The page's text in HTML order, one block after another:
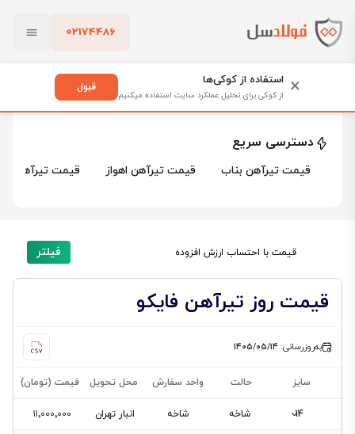
02174486
پاک کردن
فولادسل قیمت تیرآهن فایکو
قیمت تیرآهن فایکو
دسترسی سریع
قیمت تیرآهن بناب قیمت تیرآهن اهواز قیمت تیرآهن
قیمت با احتساب ارزش افزوده فیلتر
قیمت روز تیرآهن فایکو
به‌روزرسانی:۱۴۰۵/۰۵/۱۴
سایز حالت واحد سفارش محل تحویل قیمت (تومان)
14 شاخه شاخه انبار تهران ۱۱٬۰۰۰٬۰۰۰
× استفاده از کوکی‌ها
از کوکی برای تحلیل عملکرد سایت استفاده میکنیم
قبول